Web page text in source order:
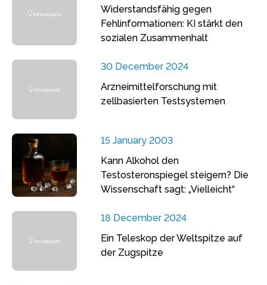
Widerstandsfähig gegen
Fehlinformationen: KI stärkt den
sozialen Zusammenhalt
30 December 2024
Arzneimittelforschung mit
zellbasierten Testsystemen
15 January 2003
Kann Alkohol den
Testosteronspiegel steigern? Die
Wissenschaft sagt: „Vielleicht“
18 December 2024
Ein Teleskop der Weltspitze auf
der Zugspitze